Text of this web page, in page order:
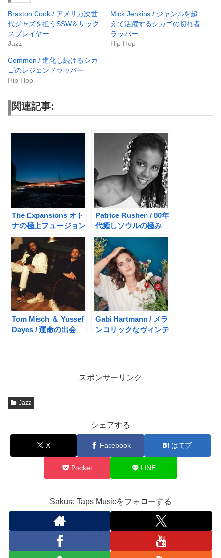
Braxton Cook / アメリカ次世
代ジャズを担うSSW＆サック
スプレイヤー
Jazz
Mick Jenkins / ジャンルを超
えて活躍するシカゴの切れ者
ラッパー
Hip Hop
Common / 進化し続けるシカ
ゴのレジェンドラッパー
Hip Hop
関連記事:
The Expansions オト
ナの極上フュージョン
はコレだ！
Patrice Rushen / 80年
代癒しソウルの極み
Tom Misch ＆ Yussef
Dayes / 運命の出会
Gabi Hartmann / メラ
ンコリックなヴィンテ
スポンサーリンク
Jazz
シェアする
X Facebook はてブ
Pocket LINE
Sakura Taps Musicをフォローする